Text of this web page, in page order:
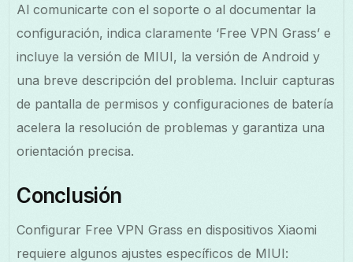
Al comunicarte con el soporte o al documentar la
configuración, indica claramente ‘Free VPN Grass’ e
incluye la versión de MIUI, la versión de Android y
una breve descripción del problema. Incluir capturas
de pantalla de permisos y configuraciones de batería
acelera la resolución de problemas y garantiza una
orientación precisa.
Conclusión
Configurar Free VPN Grass en dispositivos Xiaomi
requiere algunos ajustes específicos de MIUI: